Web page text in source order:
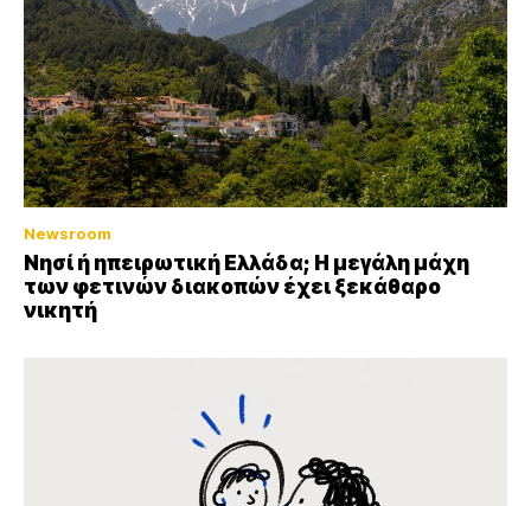
Newsroom
Νησί ή ηπειρωτική Ελλάδα; Η μεγάλη μάχη
των φετινών διακοπών έχει ξεκάθαρο
νικητή